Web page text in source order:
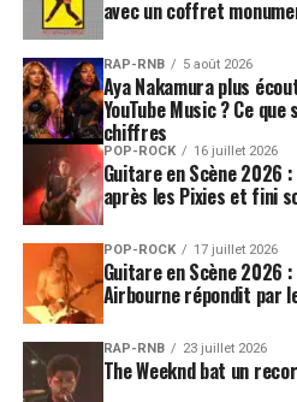
avec un coffret
RAP-RNB 5 août 2026
Aya Nakamura plus
YouTube Music ? Ce
chiffres
POP-ROCK 16 juillet 2026
Guitare en Scène 2026
après les Pixies et fini
POP-ROCK 17 juillet 2026
Guitare en Scène 2026
Airbourne répondit par
RAP-RNB 23 juillet 2026
The Weeknd bat un